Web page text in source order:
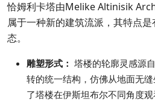
恰姆利卡塔由Melike Altinisik
属于一种新的建筑流派，其特点
态。
雕塑形式： 塔楼的轮廓灵感源
转的统一结构，仿佛从地面无
了塔楼在伊斯坦布尔不同角度